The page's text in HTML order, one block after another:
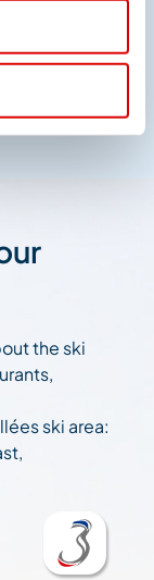
the ski
ski area: